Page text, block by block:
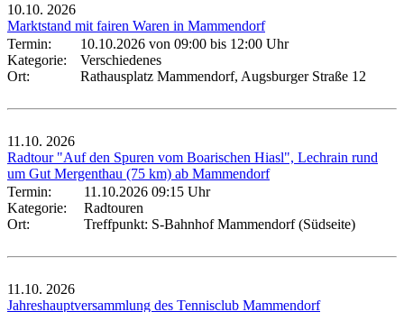
10.10. 2026
Marktstand mit fairen Waren in Mammendorf
Termin:
10.10.2026 von 09:00 bis 12:00 Uhr
Kategorie:
Verschiedenes
Ort:
Rathausplatz Mammendorf, Augsburger Straße 12
11.10. 2026
Radtour "Auf den Spuren vom Boarischen Hiasl", Lechrain rund
um Gut Mergenthau (75 km) ab Mammendorf
Termin:
11.10.2026 09:15 Uhr
Kategorie:
Radtouren
Ort:
Treffpunkt: S-Bahnhof Mammendorf (Südseite)
11.10. 2026
Jahreshauptversammlung des Tennisclub Mammendorf